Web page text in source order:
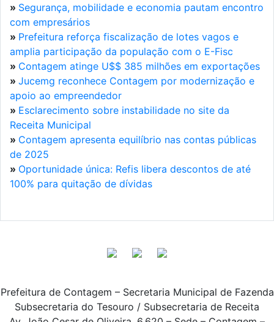
» Segurança, mobilidade e economia pautam encontro
com empresários
» Prefeitura reforça fiscalização de lotes vagos e
amplia participação da população com o E-Fisc
» Contagem atinge U$$ 385 milhões em exportações
» Jucemg reconhece Contagem por modernização e
apoio ao empreendedor
» Esclarecimento sobre instabilidade no site da
Receita Municipal
» Contagem apresenta equilíbrio nas contas públicas
de 2025
» Oportunidade única: Refis libera descontos de até
100% para quitação de dívidas
Prefeitura de Contagem – Secretaria Municipal de Fazenda
Subsecretaria do Tesouro / Subsecretaria de Receita